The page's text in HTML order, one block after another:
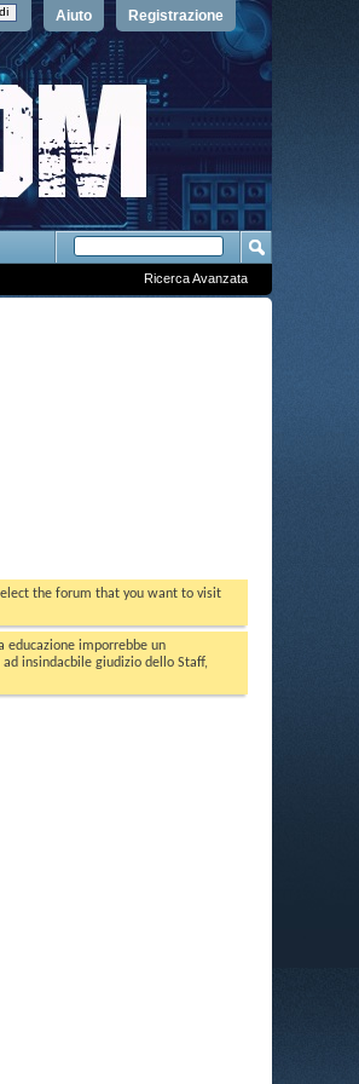
Registrazione
Aiuto
Ricerca Avanzata
the forum that you want to visit
educazione imporrebbe un
insindacbile giudizio dello Staff,